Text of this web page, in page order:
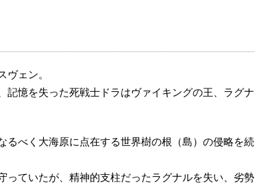
ヴェン。
記憶を失った死戦士ドラはヴァイキングの王、ラグナ
るべく大海原に点在する世界樹の根（島）の侵略を続
っていたが、精神的支柱だったラグナルを失い、劣勢